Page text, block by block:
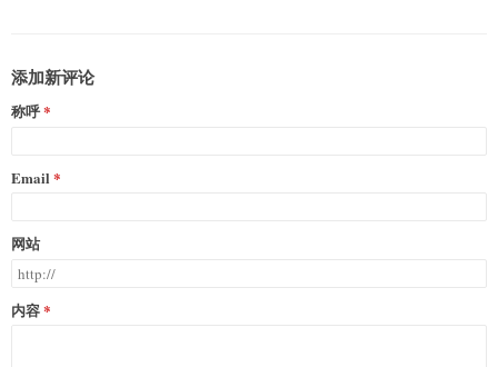
添加新评论
称呼
Email
网站
内容